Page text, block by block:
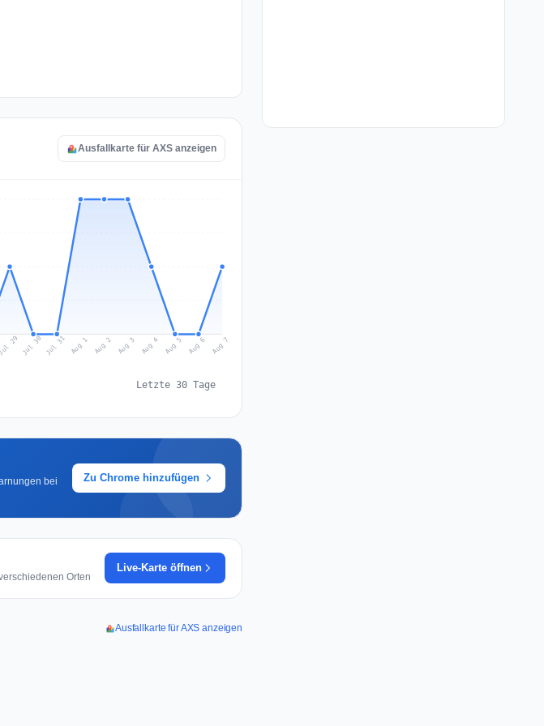
Ausfallkarte für AXS anzeigen
29 Jul 30 Jul 31 Aug 1 Aug 2 Aug 3 Aug 4 Aug 5 Aug 6 Aug 7
Letzte 30 Tage
bei
Zu Chrome hinzufügen
Orten
Live-Karte öffnen
Ausfallkarte für AXS anzeigen